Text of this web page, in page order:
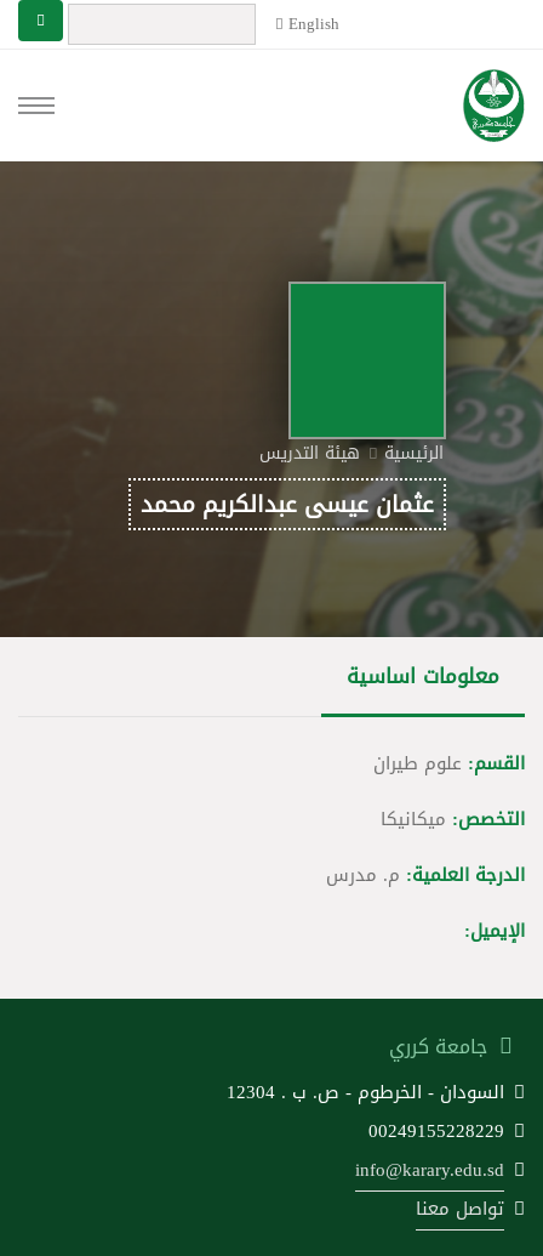
English
الرئيسية هيئة التدريس
عثمان عيسى عبدالكريم محمد
معلومات اساسية
القسم: علوم طيران
التخصص: ميكانيكا
الدرجة العلمية: م. مدرس
الإيميل:
جامعة كرري
السودان - الخرطوم - ص. ب . 12304
00249155228229
info@karary.edu.sd
تواصل معنا